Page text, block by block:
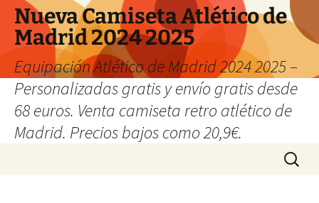
Nueva Camiseta Atlético de
Madrid 2024 2025
Equipación Atlético de Madrid 2024 2025 –
Personalizadas gratis y envío gratis desde
68 euros. Venta camiseta retro atlético de
Madrid. Precios bajos como 20,9€.
Buscar: